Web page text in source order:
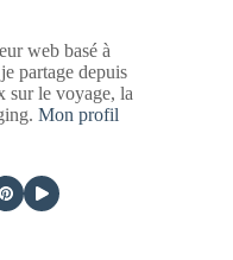
web basé à
partage depuis
sur le voyage, la
Mon profil